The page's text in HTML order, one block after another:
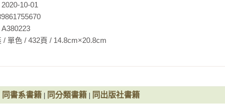
10-01
/ 單色 / 432頁 / 14.8cm×20.8cm
同書系書籍 同分類書籍 同出版社書籍